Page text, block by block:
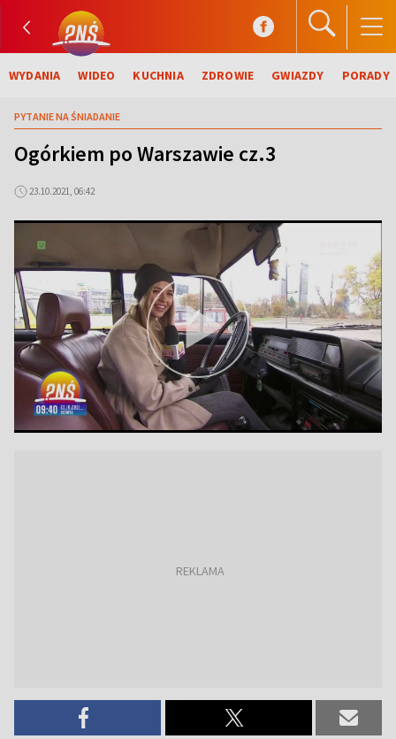
WYDANIA WIDEO KUCHNIA ZDROWIE GWIAZDY PORADY
PYTANIE NA ŚNIADANIE
Ogórkiem po Warszawie cz.3
23.10.2021, 06:42